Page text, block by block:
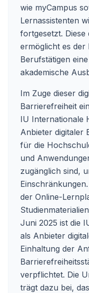
wie myCampus
Lernassistenten
fortgesetzt. Diese
ermöglicht es der
Berufstätigen
akademische
Im Zuge dieser
Barrierefreiheit
IU Internationale
Anbieter digitaler
für die
und
zugänglich sind,
der Online-
Juni 2025 ist die
als Anbieter
Einhaltung der
verpflichtet. Die
trägt dazu bei,